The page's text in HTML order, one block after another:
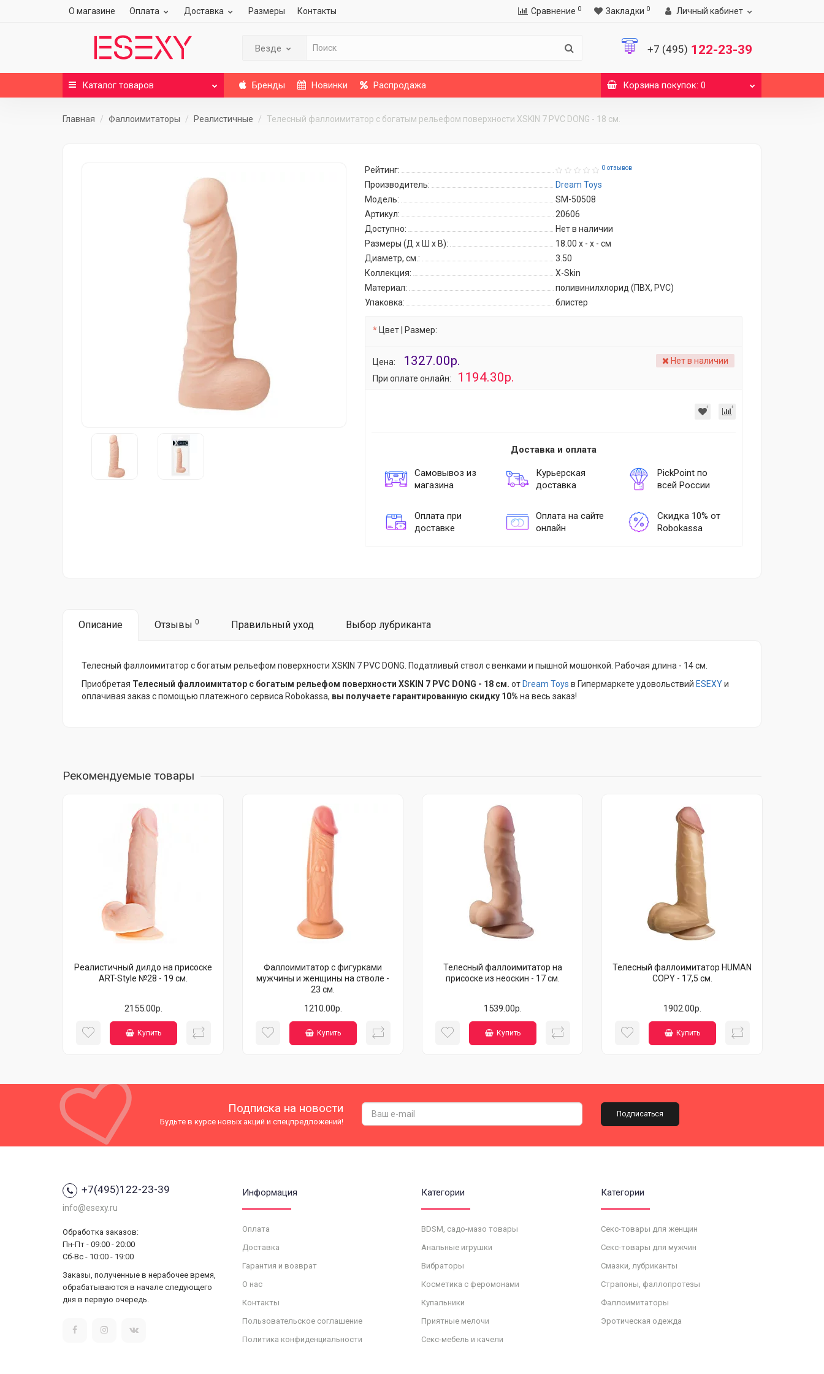
О магазине Оплата Доставка Размеры Контакты Сравнение 0 Закладки 0 Личный кабинет
Везде +7 (495) 122-23-39
Каталог товаров Бренды Новинки Распродажа Корзинапокупок: 0
Главная Фаллоимитаторы Реалистичные Телесный фаллоимитатор с богатым рельефом поверхности XSKIN 7 PVC DONG - 18 см.
Рейтинг: 0 отзывов
Производитель:
Dream Toys
Модель:
SM-50508
Артикул:
20606
Доступно:
Нет в наличии
Размеры (Д x Ш x В):
18.00 x - x - см
Диаметр, см.:
3.50
Коллекция:
X-Skin
Материал:
поливинилхлорид (ПВХ, PVC)
Упаковка:
блистер
Цвет | Размер:
Цена: 1327.00р.
При оплате онлайн: 1194.30р.
Нет в наличии
Доставка и оплата
Самовывоз из
магазина
Курьерская
доставка
PickPoint по
всей России
Оплата при
доставке
Оплата на сайте
онлайн
Скидка 10% от
Robokassa
Описание Отзывы 0 Правильный уход Выбор лубриканта
Телесный фаллоимитатор с богатым рельефом поверхности XSKIN 7 PVC DONG. Податливый ствол с венками и пышной мошонкой. Рабочая длина - 14 см.
Приобретая Телесный фаллоимитатор с богатым рельефом поверхности XSKIN 7 PVC DONG - 18 см. от Dream Toys в Гипермаркете удовольствий ESEXYи
оплачивая заказ с помощью платежного сервиса Robokassa, вы получаете гарантированную скидку 10% на весь заказ!
Рекомендуемые товары
Реалистичный дилдо на присоске
ART-Style №28 - 19 см.
2155.00р.
Купить
Фаллоимитатор с фигурками
мужчины и женщины на стволе -
23 см.
1210.00р.
Купить
Телесный фаллоимитатор на
присоске из неоскин - 17 см.
1539.00р.
Купить
Телесный фаллоимитатор HUMAN
COPY - 17,5 см.
1902.00р.
Купить
Подписка на новости
Будьте в курсе новых акций и спецпредложений!
Подписаться
+7(495)122-23-39
info@esexy.ru
Обработка заказов:
Пн-Пт - 09:00 - 20:00
Сб-Вс - 10:00 - 19:00
Заказы, полученные в нерабочее время,
обрабатываются в начале следующего
дня в первую очередь.
Информация
Оплата
Доставка
Гарантия и возврат
О нас
Контакты
Пользовательское соглашение
Политика конфиденциальности
Категории
BDSM, садо-мазо товары
Анальные игрушки
Вибраторы
Косметика с феромонами
Купальники
Приятные мелочи
Секс-мебель и качели
Категории
Секс-товары для женщин
Секс-товары для мужчин
Смазки, лубриканты
Страпоны, фаллопротезы
Фаллоимитаторы
Эротическая одежда